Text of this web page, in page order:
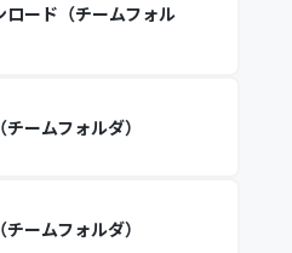
ロード（チームフォル
ームフォルダ）
ームフォルダ）